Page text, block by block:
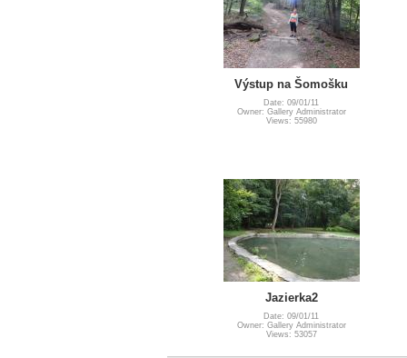
Výstup na Šomošku
Date: 09/01/11
Owner: Gallery Administrator
Views: 55980
Jazierka2
Date: 09/01/11
Owner: Gallery Administrator
Views: 53057